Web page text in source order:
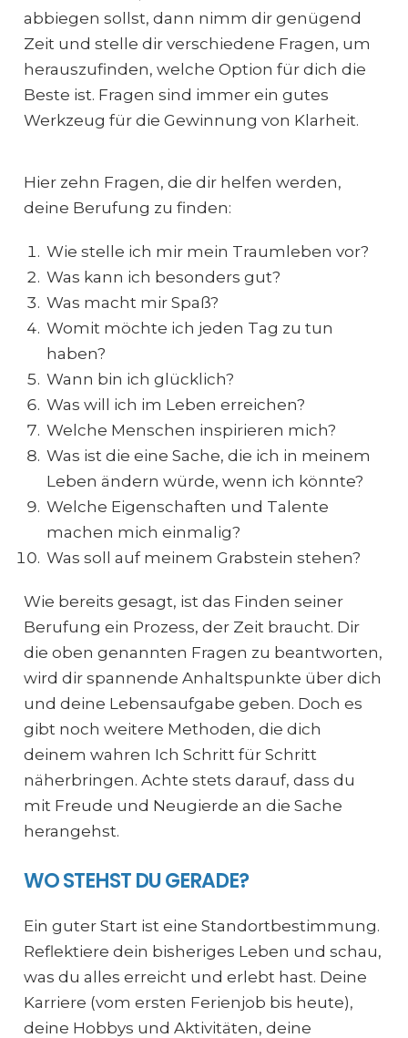
abbiegen sollst, dann nimm dir genügend
Zeit und stelle dir verschiedene Fragen, um
herauszufinden, welche Option für dich die
Beste ist. Fragen sind immer ein gutes
Werkzeug für die Gewinnung von Klarheit.
Hier zehn Fragen, die dir helfen werden,
deine Berufung zu finden:
Wie stelle ich mir mein Traumleben vor?
Was kann ich besonders gut?
Was macht mir Spaß?
Womit möchte ich jeden Tag zu tun
haben?
Wann bin ich glücklich?
Was will ich im Leben erreichen?
Welche Menschen inspirieren mich?
Was ist die eine Sache, die ich in meinem
Leben ändern würde, wenn ich könnte?
Welche Eigenschaften und Talente
machen mich einmalig?
Was soll auf meinem Grabstein stehen?
Wie bereits gesagt, ist das Finden seiner
Berufung ein Prozess, der Zeit braucht. Dir
die oben genannten Fragen zu beantworten,
wird dir spannende Anhaltspunkte über dich
und deine Lebensaufgabe geben. Doch es
gibt noch weitere Methoden, die dich
deinem wahren Ich Schritt für Schritt
näherbringen. Achte stets darauf, dass du
mit Freude und Neugierde an die Sache
herangehst.
WO STEHST DU GERADE?
Ein guter Start ist eine Standortbestimmung.
Reflektiere dein bisheriges Leben und schau,
was du alles erreicht und erlebt hast. Deine
Karriere (vom ersten Ferienjob bis heute),
deine Hobbys und Aktivitäten, deine